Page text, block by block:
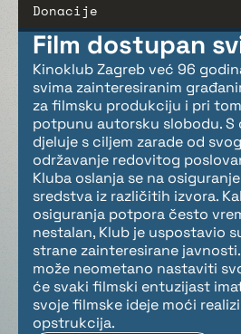
Donacije
Film dostupan
Kinoklub Zagreb već 96
svima zainteresiranim
za filmsku produkciju i pri
potpunu autorsku slobodu. S
djeluje s ciljem zarade od
održavanje redovitog
Kluba oslanja se na
sredstva iz različitih izvora.
osiguranja potpora često
nestalan, Klub je uspostavio
strane zainteresirane
može neometano nastaviti
će svaki filmski entuzijast
svoje filmske ideje moći
opstrukcija.